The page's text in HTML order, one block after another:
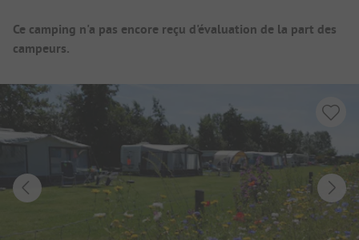
Aperçu du camping
Ce camping n'a pas encore reçu d'évaluation de la part des
campeurs.